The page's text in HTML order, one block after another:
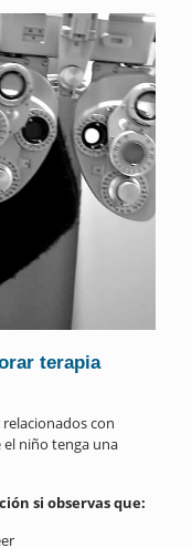
terapia
con
niño tenga una
si observas que: